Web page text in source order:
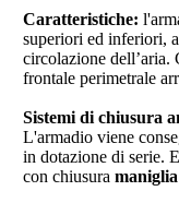
Caratteristiche:
superiori ed inferiori,
circolazione dell’aria.
frontale perimetrale
Sistemi di chiusura
L'armadio viene
in dotazione di serie.
con chiusura